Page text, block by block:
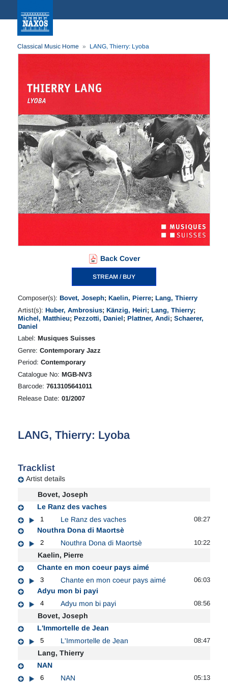
Classical Music Home LANG, Thierry: Lyoba
Back Cover
STREAM / BUY
Composer(s): Bovet, Joseph; Kaelin, Pierre; Lang, Thierry
Artist(s): Huber, Ambrosius; Känzig, Heiri; Lang, Thierry;
Michel, Matthieu; Pezzotti, Daniel; Plattner, Andi; Schaerer,
Daniel
Label: Musiques Suisses
Genre: Contemporary Jazz
Period: Contemporary
Catalogue No: MGB-NV3
Barcode: 7613105641011
Release Date: 01/2007
LANG, Thierry: Lyoba
Tracklist
Artist details
Bovet, Joseph
Le Ranz des vaches
1 Le Ranz des vaches 08:27
Nouthra Dona di Maortsè
2 Nouthra Dona di Maortsè 10:22
Kaelin, Pierre
Chante en mon coeur pays aimé
3 Chante en mon coeur pays aimé 06:03
Adyu mon bi payi
4 Adyu mon bi payi 08:56
Bovet, Joseph
L'Immortelle de Jean
5 L'Immortelle de Jean 08:47
Lang, Thierry
NAN
6 NAN 05:13